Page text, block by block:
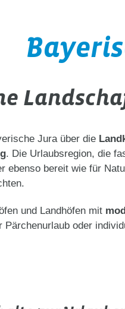
Jura über die
. Die Urlaubsregion, die
ebenso bereit wie für
und Landhöfen mit
oder